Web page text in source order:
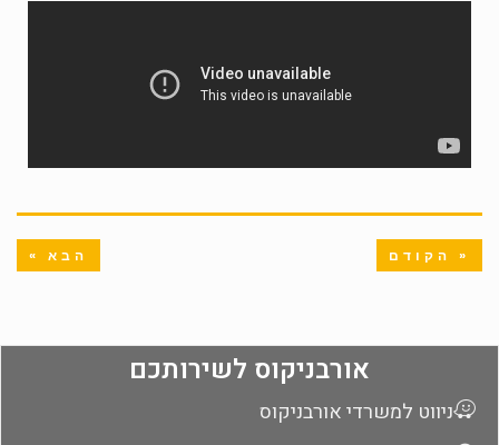
« הקודם הבא »
אורבניקוס לשירותכם
ניווט למשרדי אורבניקוס